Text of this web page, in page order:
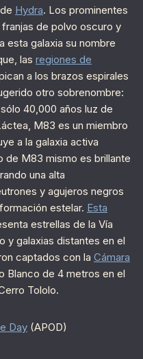
Hydra. Los prominentes
de polvo oscuro y
esta galaxia su nombre
las regiones de
a los brazos espirales
otro sobrenombre:
40,000 años luz de
M83 es un miembro
a la galaxia activa
de M83 mismo es brillante
una alta
y agujeros negros
estelar. Esta
estrellas de la Vía
y galaxias distantes en el
captados con la Cámara
Blanco de 4 metros en el
Tololo.
Day (APOD)